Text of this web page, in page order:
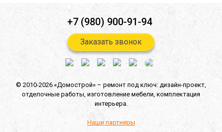
© 2010-2026 «Домострой» – ремонт под ключ: дизайн-проект,
отделочные работы, изготовление мебели, комплектация
интерьера.
Наши партнеры
+7 (980) 900-91-94
Заказать звонок